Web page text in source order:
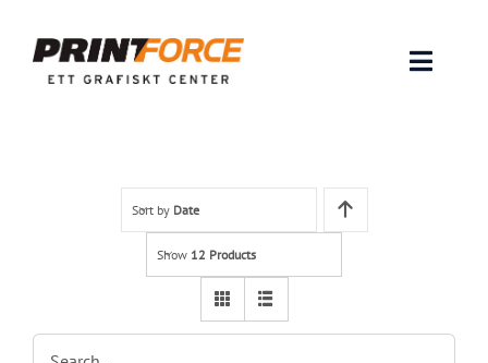
content
Toggle
INSPIRATION
Lämna original & filer
Sort by Date
Show 12 Products